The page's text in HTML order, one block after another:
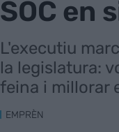
SOC en
L'executiu
la legislatura:
feina i millorar
EMPRÈN